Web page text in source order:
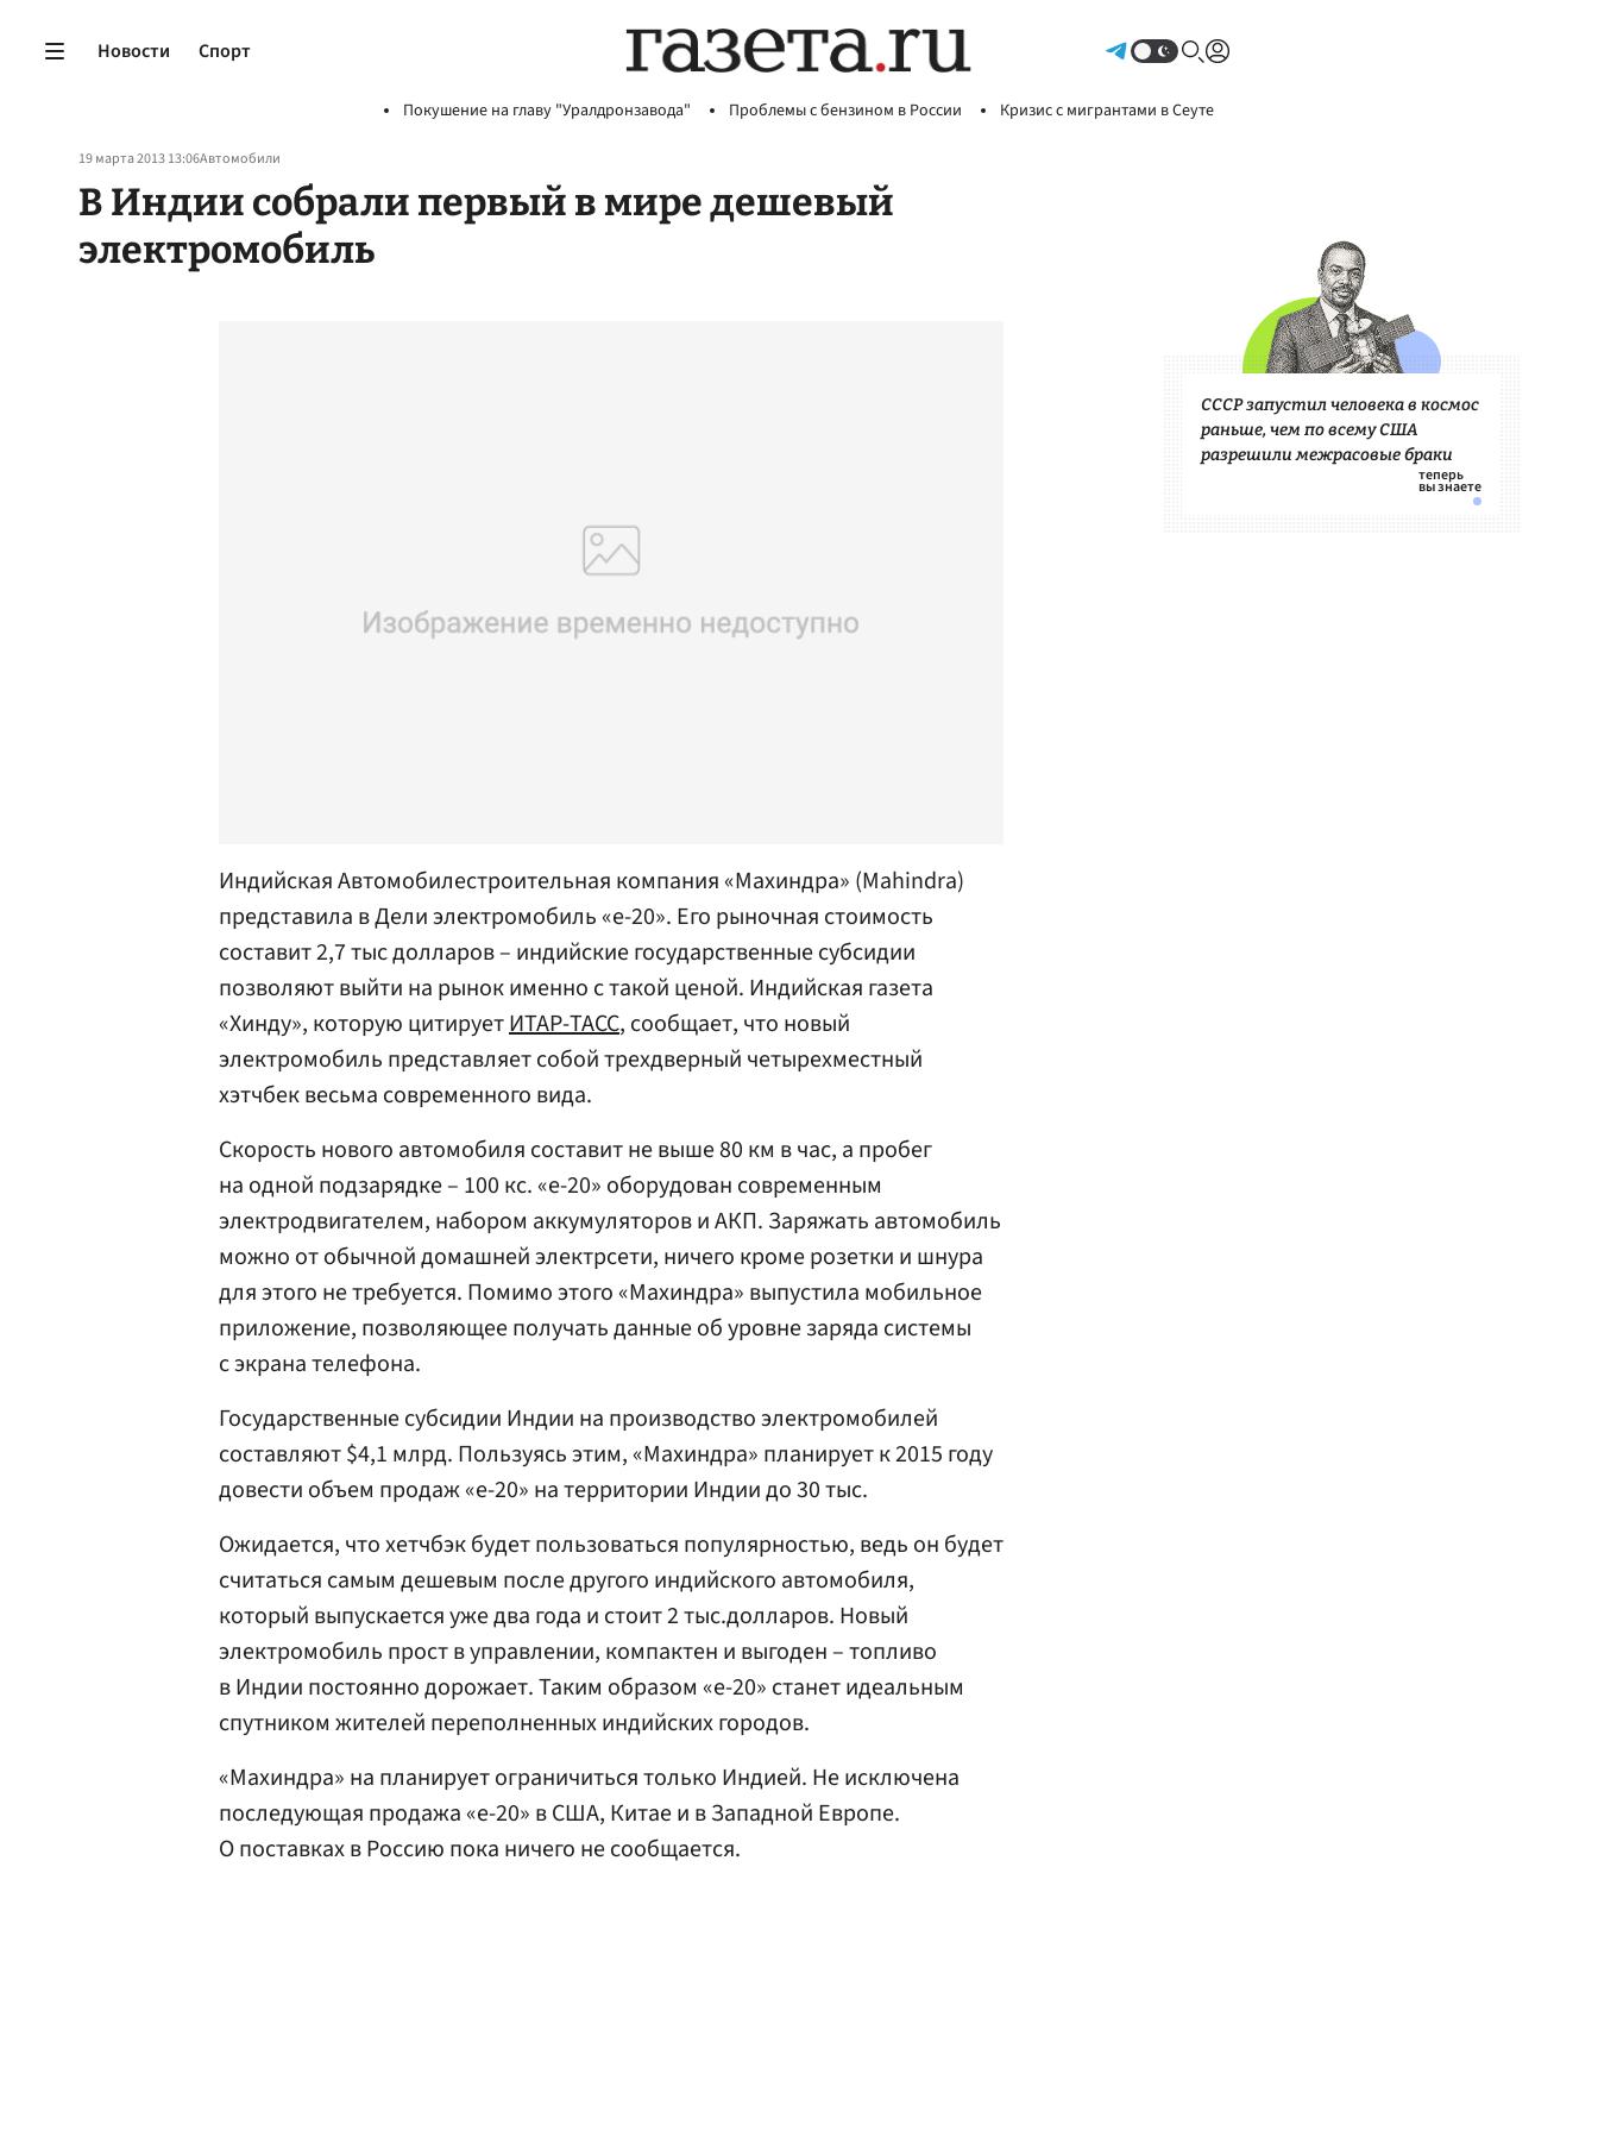
Новости Спорт
Покушение на главу "Уралдронзавода" Проблемы с бензином в России Кризис с мигрантами в Сеуте
19 марта 2013 13:06Автомобили
В Индии собрали первый в мире дешевый
электромобиль
Индийская Автомобилестроительная компания «Махиндра» (Mahindra)
представила в Дели электромобиль «e-20». Его рыночная стоимость
составит 2,7 тыс долларов – индийские государственные субсидии
позволяют выйти на рынок именно с такой ценой. Индийская газета
«Хинду», которую цитируетИТАР-ТАСС, сообщает, что новый
электромобиль представляет собой трехдверный четырехместный
хэтчбек весьма современного вида.
Скорость нового автомобиля составит не выше 80 км в час, а пробег
на одной подзарядке – 100 кс. «e-20» оборудован современным
электродвигателем, набором аккумуляторов и АКП. Заряжать автомобиль
можно от обычной домашней электрсети, ничего кроме розетки и шнура
для этого не требуется. Помимо этого «Махиндра» выпустила мобильное
приложение, позволяющее получать данные об уровне заряда системы
с экрана телефона.
Государственные субсидии Индии на производство электромобилей
составляют $4,1 млрд. Пользуясь этим, «Махиндра» планирует к 2015 году
довести объем продаж «e-20» на территории Индии до 30 тыс.
Ожидается, что хетчбэк будет пользоваться популярностью, ведь он будет
считаться самым дешевым после другого индийского автомобиля,
который выпускается уже два года и стоит 2 тыс.долларов. Новый
электромобиль прост в управлении, компактен и выгоден – топливо
в Индии постоянно дорожает. Таким образом «e-20» станет идеальным
спутником жителей переполненных индийских городов.
«Махиндра» на планирует ограничиться только Индией. Не исключена
последующая продажа «e-20» в США, Китае и в Западной Европе.
О поставках в Россию пока ничего не сообщается.
СССР запустил человека в космос
раньше, чем по всему США
разрешили межрасовые браки